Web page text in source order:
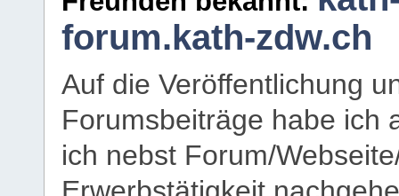
forum.kath-zdw.ch
Auf die Veröffentlichung
Forumsbeiträge habe ich
ich nebst Forum/